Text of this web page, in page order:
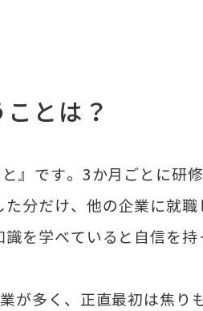
とは？
』です。3か月ごとに研
分だけ、他の企業に就
を学べていると自信を持
が多く、正直最初は焦り